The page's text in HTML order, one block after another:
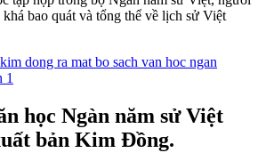
bao quát và tổng thể về lịch sử Việt
học Ngàn năm sử Việt
bản Kim Đồng.